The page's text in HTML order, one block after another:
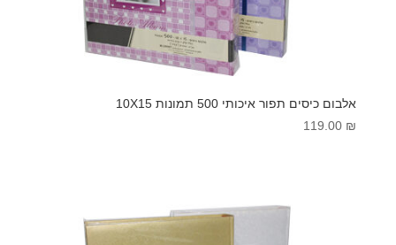
אלבום כיסים תפור איכותי 500 תמונות 10X15
119.00 ₪